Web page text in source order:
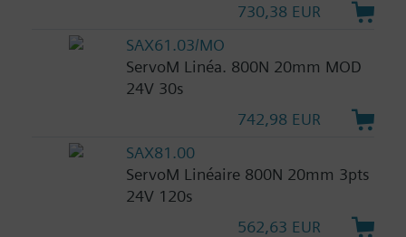
730,38 EUR
SAX61.03/MO
ServoM Linéa. 800N 20mm MOD
24V 30s
742,98 EUR
SAX81.00
ServoM Linéaire 800N 20mm 3pts
24V 120s
562,63 EUR